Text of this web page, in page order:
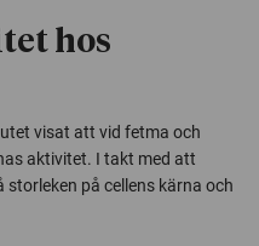
hos
visat att vid fetma och
aktivitet. I takt med att
på cellens kärna och